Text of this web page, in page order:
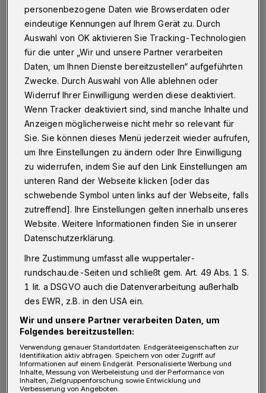
klaren Analyse. Dabei hängt die richtige Wahl
weniger von Image oder Größe des
Dienstleisters ab, sondern von der Frage, wie
viel Komplexität ein Projekt tatsächlich
braucht.
Agenturen gelten oft als der „sichere Weg“:
klare Prozesse, feste Ansprechpartner,
eingespielte Teams. Doch viele KMU erleben
genau hier eine paradoxe Situation. Sie starten
Gespräche mit Strategie- oder
Kundenberater innen, führen Workshops mit
Projektmanagerinnen und sitzen schließlich
Entwicklern gegenüber, die ihre Ideen
interpretieren müssen, ohne am Anfang dabei
gewesen zu sein. Es entstehen
Reibungsverluste, die nicht aus Unfähigkeit
resultieren, sondern aus Struktur. Je mehr
Hände ein Projekt durchläuft, desto größer
wird die Distanz zwischen Erwartung und
technischer Realität.
personenbezogene Daten wie Browserdaten oder
eindeutige Kennungen auf Ihrem Gerät zu. Durch
Auswahl von OK aktivieren Sie Tracking-Technologien
für die unter „Wir und unsere Partner verarbeiten
Daten, um Ihnen Dienste bereitzustellen“ aufgeführten
Zwecke. Durch Auswahl von Alle ablehnen oder
Widerruf Ihrer Einwilligung werden diese deaktiviert.
Wenn Tracker deaktiviert sind, sind manche Inhalte und
Anzeigen möglicherweise nicht mehr so relevant für
Sie. Sie können dieses Menü jederzeit wieder aufrufen,
um Ihre Einstellungen zu ändern oder Ihre Einwilligung
zu widerrufen, indem Sie auf den Link Einstellungen am
unteren Rand der Webseite klicken [oder das
schwebende Symbol unten links auf der Webseite, falls
zutreffend]. Ihre Einstellungen gelten innerhalb unseres
Website. Weitere Informationen finden Sie in unserer
Datenschutzerklärung.
Ihre Zustimmung umfasst alle wuppertaler-
rundschau.de-Seiten und schließt gem. Art. 49 Abs. 1 S.
1 lit. a DSGVO auch die Datenverarbeitung außerhalb
des EWR, z.B. in den USA ein.
Wir und unsere Partner verarbeiten Daten, um
Folgendes bereitzustellen:
Verwendung genauer Standortdaten. Endgeräteeigenschaften zur
Identifikation aktiv abfragen. Speichern von oder Zugriff auf
Informationen auf einem Endgerät. Personalisierte Werbung und
Inhalte, Messung von Werbeleistung und der Performance von
Inhalten, Zielgruppenforschung sowie Entwicklung und
Verbesserung von Angeboten.